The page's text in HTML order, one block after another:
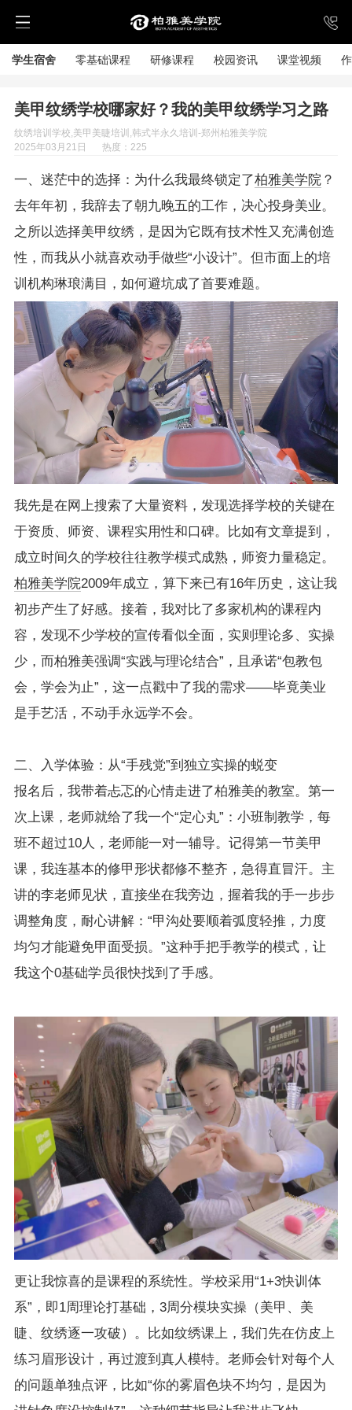
学生宿舍 零基础课程 研修课程 校园资讯 课堂视频
美甲纹绣学校哪家好？我的美甲纹绣学习之路
纹绣培训学校,美甲美睫培训,韩式半永久培训-郑州柏雅美学院
2025年03月21日
热度：225
一、迷茫中的选择：为什么我最终锁定了柏雅美学院？
去年年初，我辞去了朝九晚五的工作，决心投身美业。
之所以选择美甲纹绣，是因为它既有技术性又充满创造
性，而我从小就喜欢动手做些“小设计”。但市面上的培
训机构琳琅满目，如何避坑成了首要难题。
我先是在网上搜索了大量资料，发现选择学校的关键在
于资质、师资、课程实用性和口碑。比如有文章提到，
成立时间久的学校往往教学模式成熟，师资力量稳定。
柏雅美学院2009年成立，算下来已有16年历史，这让我
初步产生了好感。接着，我对比了多家机构的课程内
容，发现不少学校的宣传看似全面，实则理论多、实操
少，而柏雅美强调“实践与理论结合”，且承诺“包教包
会，学会为止”，这一点戳中了我的需求——毕竟美业
是手艺活，不动手永远学不会。
二、入学体验：从“手残党”到独立实操的蜕变
报名后，我带着忐忑的心情走进了柏雅美的教室。第一
次上课，老师就给了我一个“定心丸”：小班制教学，每
班不超过10人，老师能一对一辅导。记得第一节美甲
课，我连基本的修甲形状都修不整齐，急得直冒汗。主
讲的李老师见状，直接坐在我旁边，握着我的手一步步
调整角度，耐心讲解：“甲沟处要顺着弧度轻推，力度
均匀才能避免甲面受损。”这种手把手教学的模式，让
我这个0基础学员很快找到了手感。
更让我惊喜的是课程的系统性。学校采用“1+3快训体
系”，即1周理论打基础，3周分模块实操（美甲、美
睫、纹绣逐一攻破）。比如纹绣课上，我们先在仿皮上
练习眉形设计，再过渡到真人模特。老师会针对每个人
的问题单独点评，比如“你的雾眉色块不均匀，是因为